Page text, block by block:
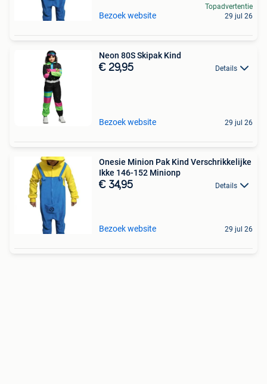
Bezoek website
Topadvertentie
29 jul 26
Neon 80S Skipak Kind
€ 29,95 Details
Bezoek website 29 jul 26
Onesie Minion Pak Kind Verschrikkelijke
Ikke 146-152 Minionp
€ 34,95 Details
Bezoek website 29 jul 26